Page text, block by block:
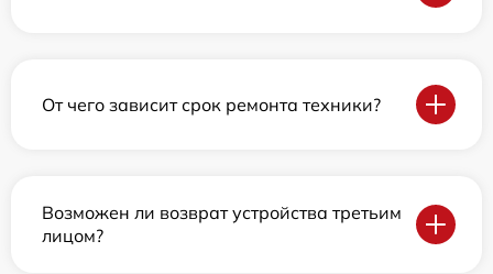
От чего зависит срок ремонта техники?
Возможен ли возврат устройства третьим
лицом?